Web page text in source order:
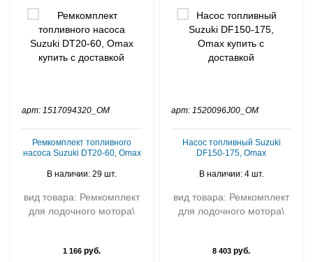
арт: 1517094320_OM
Ремкомплект топливного
насоса Suzuki DT20-60, Omax
В наличии: 29 шт.
вид товара: Ремкомплект
для лодочного мотора\
1 166 руб.
арт: 1520096J00_OM
Насос топливный Suzuki
DF150-175, Omax
В наличии: 4 шт.
вид товара: Ремкомплект
для лодочного мотора\
8 403 руб.